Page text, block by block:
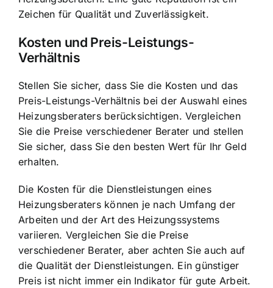
Zeichen für Qualität und Zuverlässigkeit.
Kosten und Preis-Leistungs-
Verhältnis
Stellen Sie sicher, dass Sie die Kosten und das
Preis-Leistungs-Verhältnis bei der Auswahl eines
Heizungsberaters berücksichtigen. Vergleichen
Sie die Preise verschiedener Berater und stellen
Sie sicher, dass Sie den besten Wert für Ihr Geld
erhalten.
Die Kosten für die Dienstleistungen eines
Heizungsberaters können je nach Umfang der
Arbeiten und der Art des Heizungssystems
variieren. Vergleichen Sie die Preise
verschiedener Berater, aber achten Sie auch auf
die Qualität der Dienstleistungen. Ein günstiger
Preis ist nicht immer ein Indikator für gute Arbeit.